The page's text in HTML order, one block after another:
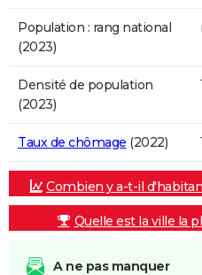
Population : rang national
(2023)
Densité de population
(2023)
Taux de chômage (2022)
Combien y a-t-il
Quelle est la ville la
A ne pas manquer